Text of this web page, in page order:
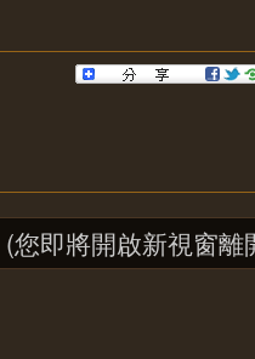
(您即將開啟新視窗離